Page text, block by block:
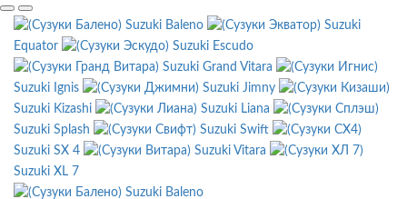
Suzuki Baleno
Suzuki
Equator
Suzuki Escudo
Suzuki Grand Vitara
Suzuki Ignis
Suzuki Jimny
Suzuki Kizashi
Suzuki Liana
Suzuki Splash
Suzuki Swift
Suzuki SX 4
Suzuki Vitara
Suzuki XL 7
Suzuki Baleno